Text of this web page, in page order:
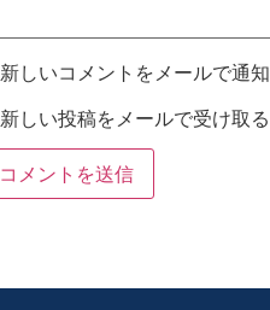
新しいコメントをメールで通知
新しい投稿をメールで受け取る